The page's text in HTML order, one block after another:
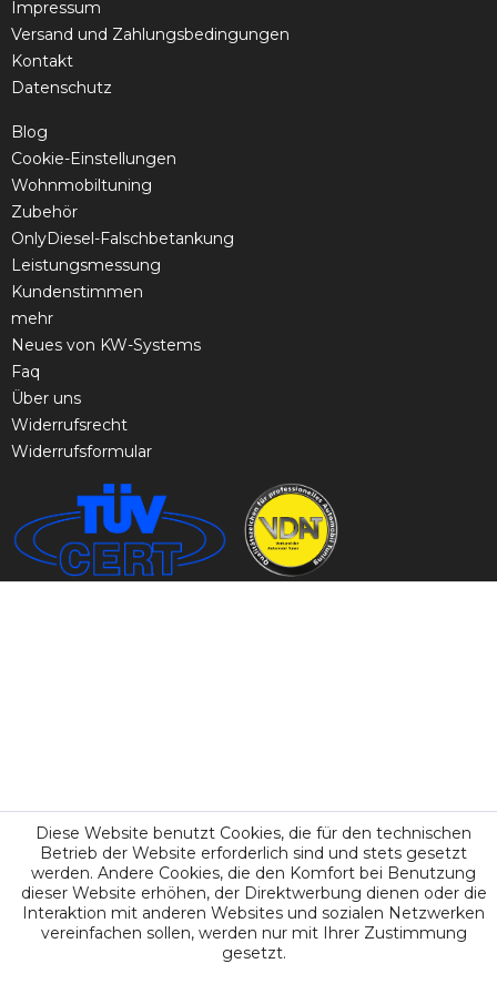
Impressum
Versand und Zahlungsbedingungen
Kontakt
Datenschutz
Blog
Cookie-Einstellungen
Wohnmobiltuning
Zubehör
OnlyDiesel-Falschbetankung
Leistungsmessung
Kundenstimmen
mehr
Neues von KW-Systems
Faq
Über uns
Widerrufsrecht
Widerrufsformular
Diese Website benutzt Cookies, die für den technischen
Betrieb der Website erforderlich sind und stets gesetzt
werden. Andere Cookies, die den Komfort bei Benutzung
dieser Website erhöhen, der Direktwerbung dienen oder die
Interaktion mit anderen Websites und sozialen Netzwerken
vereinfachen sollen, werden nur mit Ihrer Zustimmung
gesetzt.